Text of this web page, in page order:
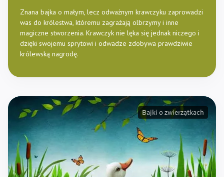
Znana bajka o małym, lecz odważnym krawczyku zaprowadzi
was do królestwa, któremu zagrażają olbrzymy i inne
magiczne stworzenia. Krawczyk nie lęka się jednak niczego i
dzięki swojemu sprytowi i odwadze zdobywa prawdziwie
królewską nagrodę.
Bajki o zwierzątkach